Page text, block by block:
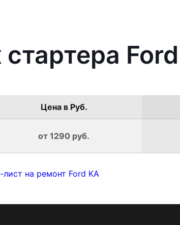
Цена в Руб.
от 1290 руб.
на ремонт Ford KA